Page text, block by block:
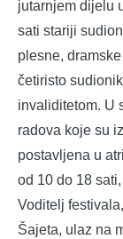
jutarnjem dijelu
sati stariji
plesne,
četiristo
invaliditetom. U
radova koje su
postavljena u
od 10 do 18
Voditelj
Šajeta, ulaz na